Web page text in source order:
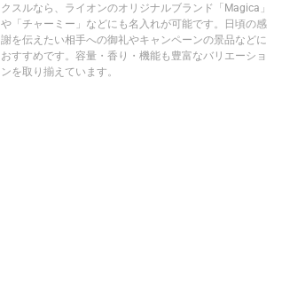
クスルなら、ライオンのオリジナルブランド「Magica」
や「チャーミー」などにも名入れが可能です。日頃の感
謝を伝えたい相手への御礼やキャンペーンの景品などに
おすすめです。容量・香り・機能も豊富なバリエーショ
ンを取り揃えています。